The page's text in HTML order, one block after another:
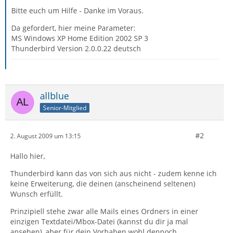
Bitte euch um Hilfe - Danke im Voraus.
Da gefordert, hier meine Parameter:
MS Windows XP Home Edition 2002 SP 3
Thunderbird Version 2.0.0.22 deutsch
allblue
Senior-Mitglied
2. August 2009 um 13:15 #2
Hallo hier,
Thunderbird kann das von sich aus nicht - zudem kenne ich
keine Erweiterung, die deinen (anscheinend seltenen)
Wunsch erfüllt.
Prinzipiell stehe zwar alle Mails eines Ordners in einer
einzigen Textdatei/Mbox-Datei (kannst du dir ja mal